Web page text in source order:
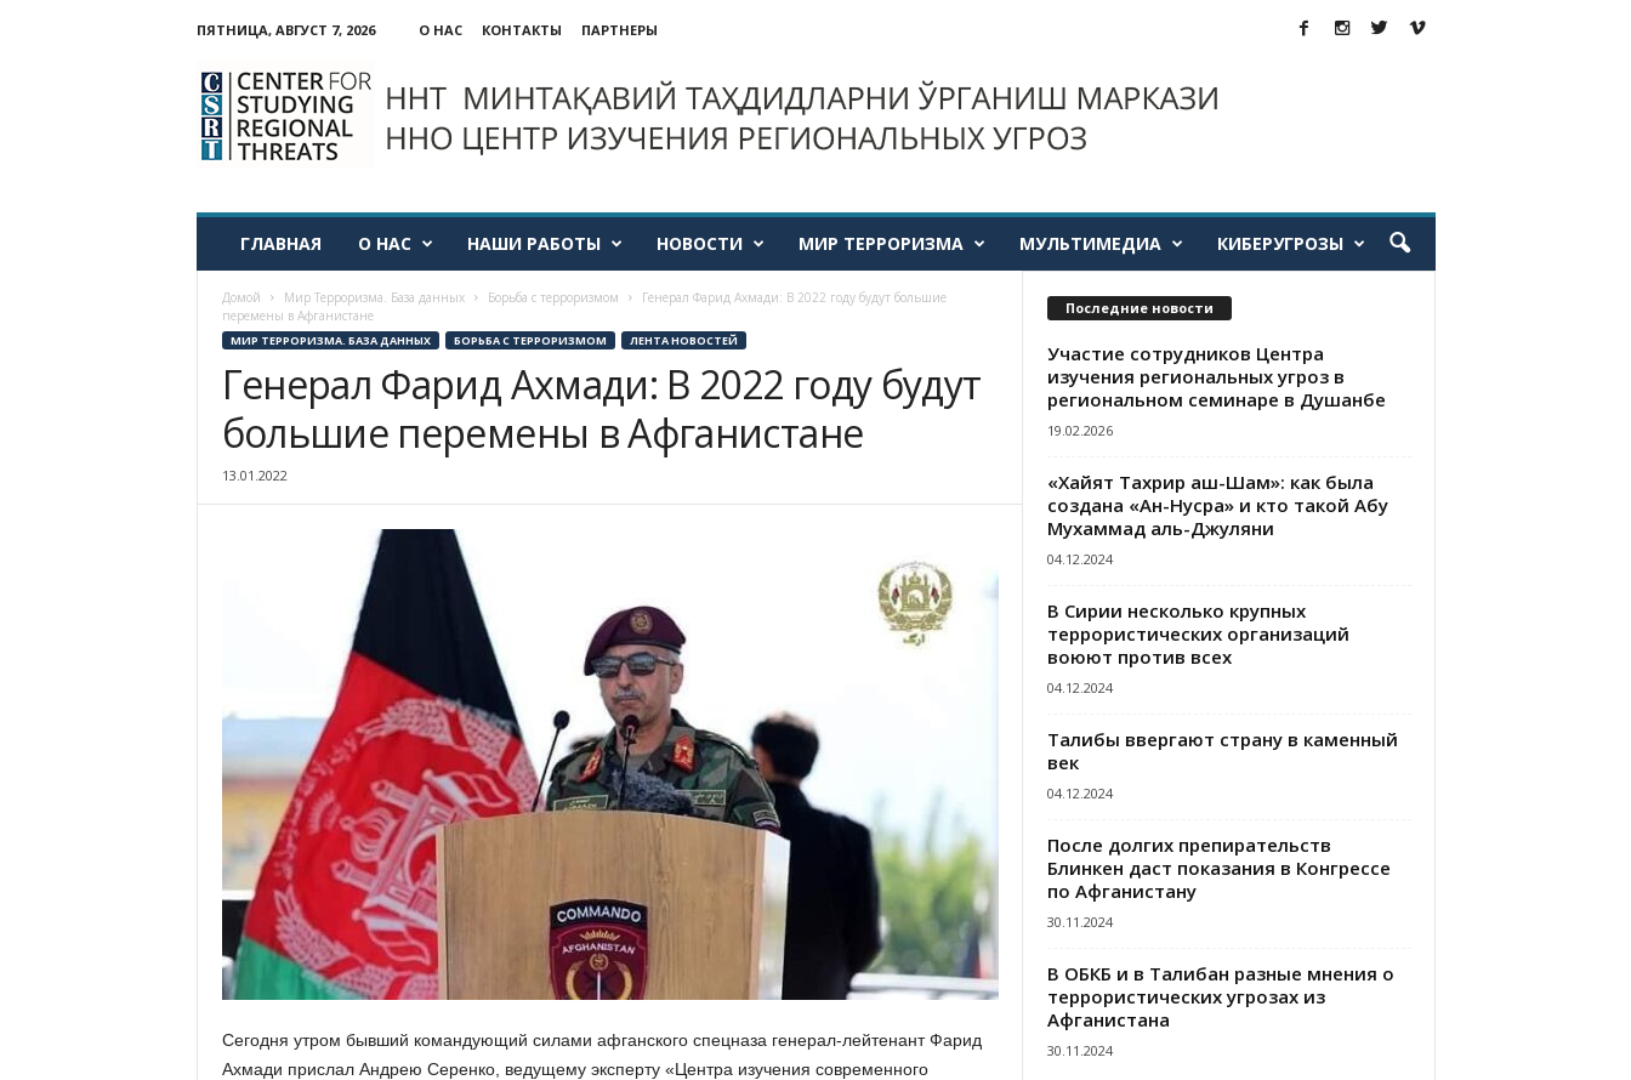
ПЯТНИЦА, АВГУСТ 7, 2026 О НАС КОНТАКТЫ
ПАРТНЕРЫ
Центр
изучения
региональных
угроз
ГЛАВНАЯ О НАС НАШИ РАБОТЫ НОВОСТИ МИР ТЕРРОРИЗМА МУЛЬТИМЕДИА КИБЕРУГРОЗЫ
Домой Мир Терроризма. База данных Борьба с терроризмом
Генерал Фарид Ахмади: В 2022 году будут большие
перемены в Афганистане
МИР ТЕРРОРИЗМА. БАЗА ДАННЫХ БОРЬБА С ТЕРРОРИЗМОМ ЛЕНТА НОВОСТЕЙ
Генерал Фарид Ахмади: В 2022 году будут
большие перемены в Афганистане
13.01.2022
Сегодня утром бывший командующий силами афганского спецназа генерал-лейтенант Фарид
Ахмади прислал Андрею Серенко, ведущему эксперту «Центра изучения современного
Последние новости
Участие сотрудников Центра
изучения региональных угроз в
региональном семинаре в Душанбе
19.02.2026
«Хайят Тахрир аш-Шам»: как была
создана «Ан-Нусра» и кто такой Абу
Мухаммад аль-Джуляни
04.12.2024
В Сирии несколько крупных
террористических организаций
воюют против всех
04.12.2024
Талибы ввергают страну в каменный
век
04.12.2024
После долгих препирательств
Блинкен даст показания в Конгрессе
по Афганистану
30.11.2024
В ОБКБ и в Талибан разные мнения о
террористических угрозах из
Афганистана
30.11.2024